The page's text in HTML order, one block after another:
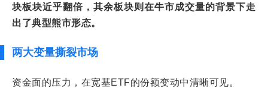
块板块近乎翻倍，其余板块则在牛市成交量的背景下走
出了典型熊市形态。
两大变量撕裂市场
资金面的压力，在宽基ETF的份额变动中清晰可见。